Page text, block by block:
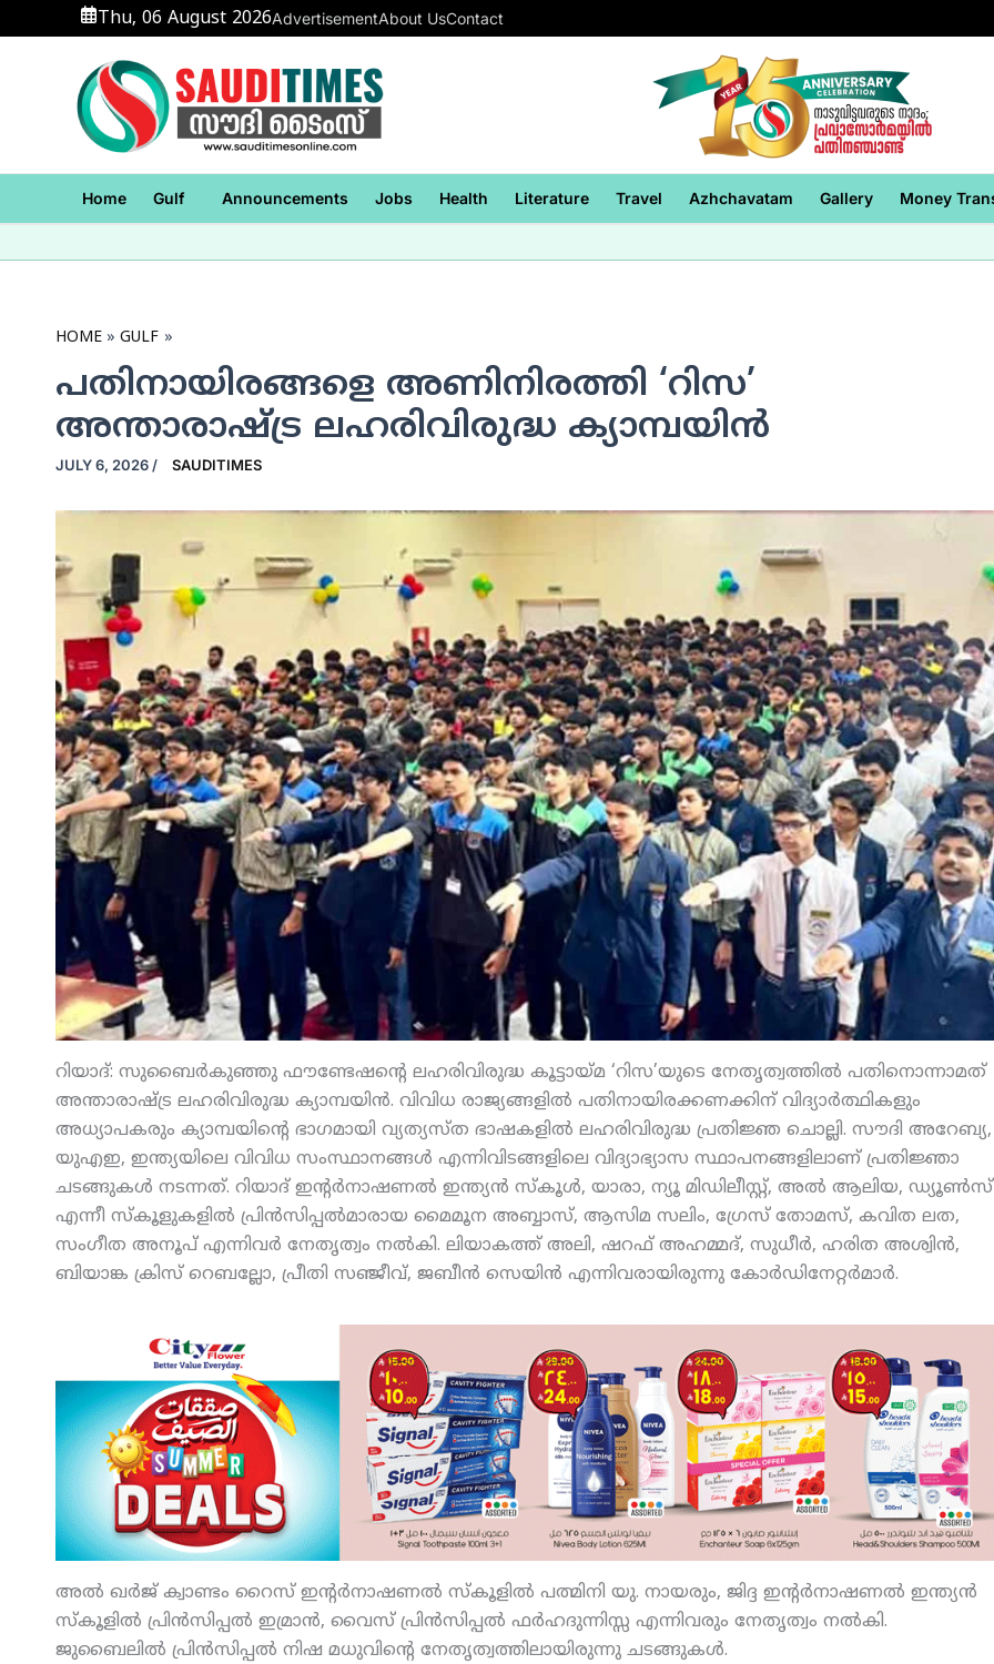
to
Thu, 06 August 2026AdvertisementAbout UsContact
Home Gulf Announcements Jobs Health Literature Travel Azhchavatam Gallery Money
HOME GULF
പതിനായിരങ്ങളെ അണിനിരത്തി ‘റിസ’
അന്താരാഷ്ട്ര ലഹരിവിരുദ്ധ ക്യാമ്പയിന്‍
JULY 6, 2026 / SAUDITIMES
റിയാദ്: സുബൈര്‍കുഞ്ഞു ഫൗണ്ടേഷന്റെ ലഹരിവിരുദ്ധ കൂട്ടായ്മ ‘റിസ’യുടെ നേതൃത്വത്തില്‍ പതിനൊന്നാമത്
അന്താരാഷ്ട്ര ലഹരിവിരുദ്ധ ക്യാമ്പയിന്‍. വിവിധ രാജ്യങ്ങളില്‍ പതിനായിരക്കണക്കിന് വിദ്യാര്‍ത്ഥികളും
അധ്യാപകരും ക്യാമ്പയിന്റെ ഭാഗമായി വ്യത്യസ്ത ഭാഷകളില്‍ ലഹരിവിരുദ്ധ പ്രതിജ്ഞ ചൊല്ലി. സൗദി അറേബ്യ,
യുഎഇ, ഇന്ത്യയിലെ വിവിധ സംസ്ഥാനങ്ങള്‍ എന്നിവിടങ്ങളിലെ വിദ്യാഭ്യാസ സ്ഥാപനങ്ങളിലാണ് പ്രതിജ്ഞാ
ചടങ്ങുകള്‍ നടന്നത്. റിയാദ് ഇന്റര്‍നാഷണല്‍ ഇന്ത്യന്‍ സ്‌കൂള്‍, യാരാ, ന്യൂ മിഡിലീസ്റ്റ്, അല്‍ ആലിയ, ഡ്യൂണ്‍സ്
എന്നീ സ്‌കൂളുകളില്‍ പ്രിന്‍സിപ്പല്‍മാരായ മൈമൂന അബ്ബാസ്, ആസിമ സലിം, ഗ്രേസ് തോമസ്, കവിത ലത,
സംഗീത അനൂപ് എന്നിവര്‍ നേതൃത്വം നല്‍കി. ലിയാകത്ത് അലി, ഷറഫ് അഹമ്മദ്, സുധീര്‍, ഹരിത അശ്വിന്‍,
ബിയാങ്ക ക്രിസ് റെബല്ലോ, പ്രീതി സഞ്ജീവ്, ജബീന്‍ സെയിന്‍ എന്നിവരായിരുന്നു കോര്‍ഡിനേറ്റര്‍മാര്‍.
അല്‍ ഖര്‍ജ് ക്വാണ്ടം റൈസ് ഇന്റര്‍നാഷണല്‍ സ്‌കൂളില്‍ പത്മിനി യു. നായരും, ജിദ്ദ ഇന്റര്‍നാഷണല്‍ ഇന്ത്യന്‍
സ്‌കൂളില്‍ പ്രിന്‍സിപ്പല്‍ ഇമ്രാന്‍, വൈസ് പ്രിന്‍സിപ്പല്‍ ഫര്‍ഹദുന്നിസ്സ എന്നിവരും നേതൃത്വം നല്‍കി.
ജുബൈലില്‍ പ്രിന്‍സിപ്പല്‍ നിഷ മധുവിന്റെ നേതൃത്വത്തിലായിരുന്നു ചടങ്ങുകള്‍.